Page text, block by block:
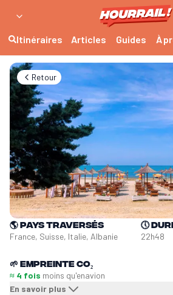
Itinéraires Articles Guides À
Retour
🌎Pays traversés
France, Suisse, Italie, Albanie
🕔
22h48
🌱 Empreinte CO₂
≈ 4 fois moins qu'enavion
En savoir plus